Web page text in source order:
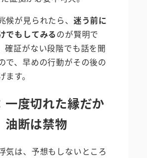
候が見られたら、 迷う前に
でもしてみるのが賢明で
確証がない段階でも話を聞
で、早めの行動がその後の
す。
一度切れた縁だか
油断は禁物
気は、予想もしないところ